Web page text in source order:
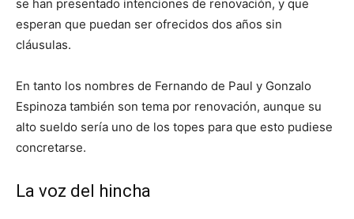
se han presentado intenciones de renovación, y que
esperan que puedan ser ofrecidos dos años sin
cláusulas.
En tanto los nombres de Fernando de Paul y Gonzalo
Espinoza también son tema por renovación, aunque su
alto sueldo sería uno de los topes para que esto pudiese
concretarse.
La voz del hincha